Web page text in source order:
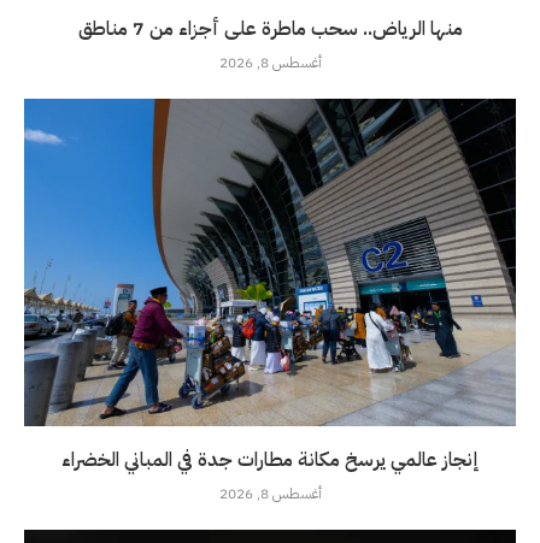
منها الرياض.. سحب ماطرة على أجزاء من 7 مناطق
أغسطس 8, 2026
إنجاز عالمي يرسخ مكانة مطارات جدة في المباني الخضراء
أغسطس 8, 2026